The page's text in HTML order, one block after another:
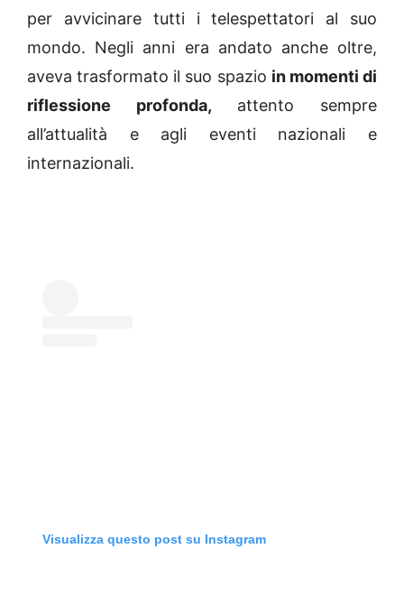
per avvicinare tutti i telespettatori al suo
mondo. Negli anni era andato anche oltre,
aveva trasformato il suo spazio in momenti di
riflessione profonda, attento sempre
all’attualità e agli eventi nazionali e
internazionali.
Visualizza questo post su Instagram